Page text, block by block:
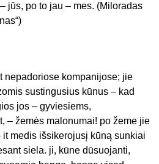
jūs, po to jau – mes. (Miloradas
nepadoriose kompanijose; jie
sustingusius kūnus – kad
jos – gyviesiems,
– žemės malonumai! po žeme jie
medis išsikerojusį kūną sunkiai
siela. ji, kūne dūsuojanti,